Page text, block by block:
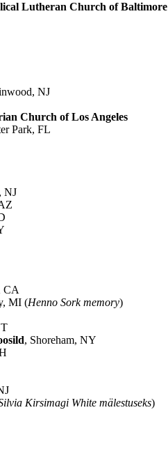
Lutheran Church of Baltimore
NJ
Church of Los Angeles
Park, FL
NJ
CA
MI (Henno Sork memory)
, Shoreham, NY
Kirsimagi White mälestuseks)